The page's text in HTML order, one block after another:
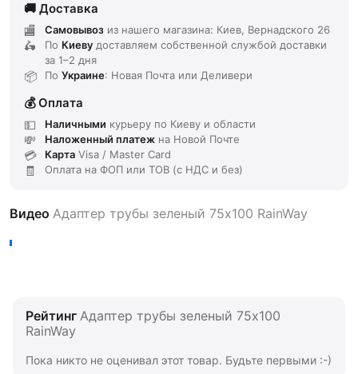
Доставка
Самовывоз из нашего магазина: Киев, Вернадского 26
По Киеву доставляем собственной службой доставки
за 1–2 дня
По Украине: Новая Почта или Деливери
Оплата
Наличными курьеру по Киеву и области
Наложенный платеж на Новой Почте
Карта Visa / Master Card
Оплата на ФОП или ТОВ (с НДС и без)
Видео Адаптер трубы зеленый 75х100 RainWay
Рейтинг Адаптер трубы зеленый 75х100
RainWay
Пока никто не оценивал этот товар. Будьте первыми :-)